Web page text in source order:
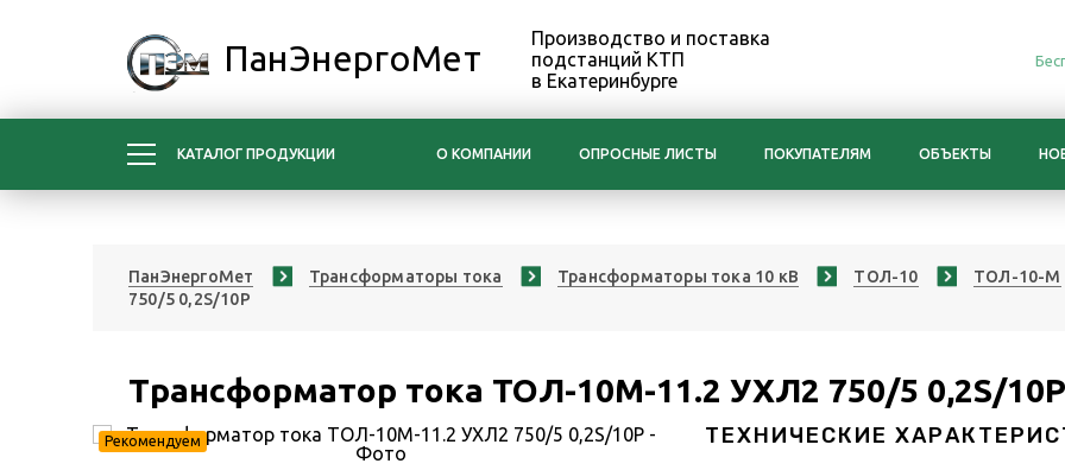
ПанЭнергоМет
Производство и поставка
подстанций КТП
в Екатеринбурге
КАТАЛОГ ПРОДУКЦИИ О КОМПАНИИ ОПРОСНЫЕ ЛИСТЫ ПОКУПАТЕЛЯМ ОБЪЕКТЫ
ПанЭнергоМет Трансформаторы тока Трансформаторы тока 10 кВ ТОЛ-10
ТОЛ-10-М
750/5 0,2S/10Р
Трансформатор тока ТОЛ-10М-11.2 УХЛ2 750/5 0,2S/10Р
Рекомендуем ТЕХНИЧЕСКИЕ